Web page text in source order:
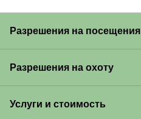
Разрешения на посещения
Разрешения на охоту
Услуги и стоимость